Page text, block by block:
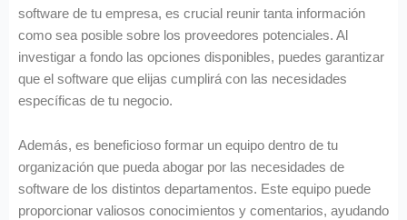
software de tu empresa, es crucial reunir tanta información
como sea posible sobre los proveedores potenciales. Al
investigar a fondo las opciones disponibles, puedes garantizar
que el software que elijas cumplirá con las necesidades
específicas de tu negocio.
Además, es beneficioso formar un equipo dentro de tu
organización que pueda abogar por las necesidades de
software de los distintos departamentos. Este equipo puede
proporcionar valiosos conocimientos y comentarios, ayudando